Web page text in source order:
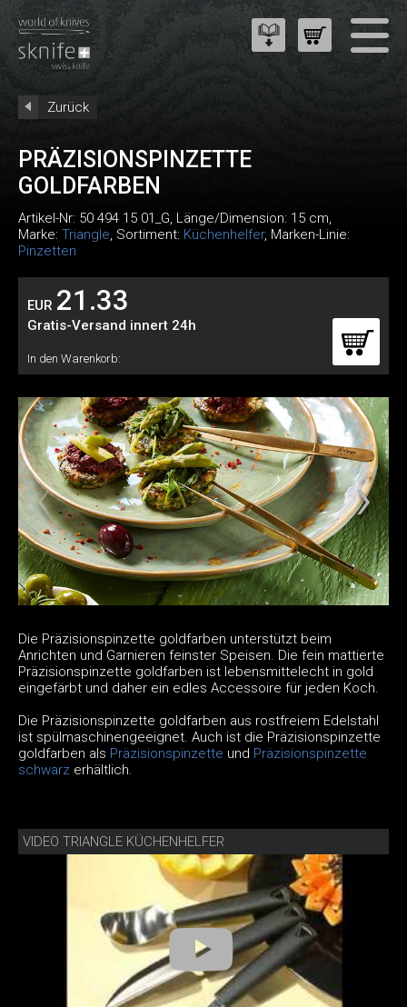
Zurück
PRÄZISIONSPINZETTE
GOLDFARBEN
Artikel-Nr: 50 494 15 01_G, Länge/Dimension: 15 cm,
Marke: Triangle, Sortiment: Küchenhelfer, Marken-Linie:
Pinzetten
EUR 21.33
Gratis-Versand innert 24h
In den Warenkorb:
Die Präzisionspinzette goldfarben unterstützt beim
Anrichten und Garnieren feinster Speisen. Die fein mattierte
Präzisionspinzette goldfarben ist lebensmittelecht in gold
eingefärbt und daher ein edles Accessoire für jeden Koch.
Die Präzisionspinzette goldfarben aus rostfreiem Edelstahl
ist spülmaschinengeeignet. Auch ist die Präzisionspinzette
goldfarben als Präzisionspinzette und Präzisionspinzette
schwarz erhältlich.
VIDEO TRIANGLE KÜCHENHELFER